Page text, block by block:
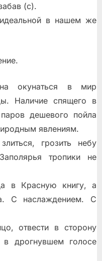
(с).
в нашем же
окунаться в мир
Наличие спящего в
дешевого пойла
явлениям.
грозить небу
тропики не
в Красную книгу, а
С наслаждением. С
отвести в сторону
дрогнувшем голосе